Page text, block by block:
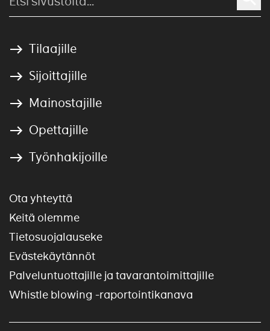
Tilaajille
Sijoittajille
Mainostajille
Opettajille
Työnhakijoille
Ota yhteyttä
Keitä olemme
Tietosuojalauseke
Evästekäytännöt
Palveluntuottajille ja tavarantoimittajille
Whistle blowing -raportointikanava